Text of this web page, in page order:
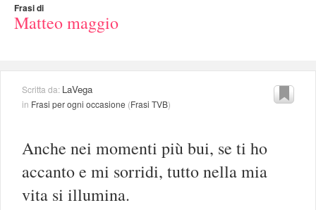
Frasi di
Matteo maggio
Scritta da: LaVega
in Frasi per ogni occasione (Frasi TVB)
Anche nei momenti più bui, se ti ho
accanto e mi sorridi, tutto nella mia
vita si illumina.